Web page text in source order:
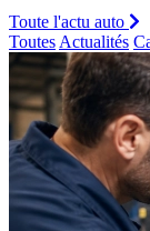
Toute l'actu auto
Toutes Actualités